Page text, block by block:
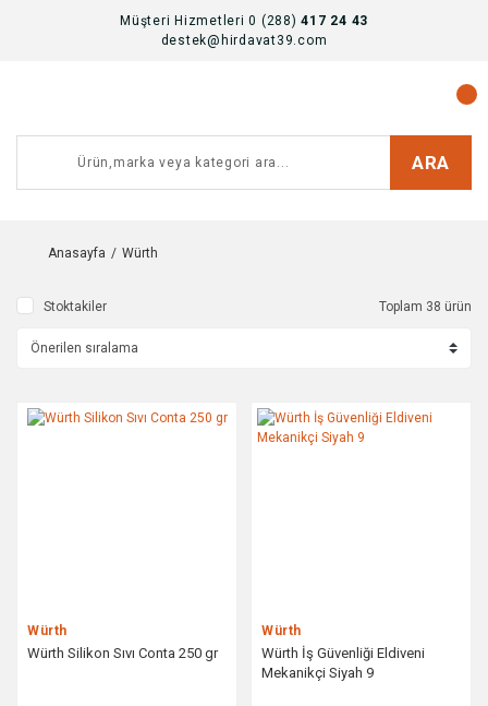
Müşteri Hizmetleri 0 (288)417 24 43
destek@hirdavat39.com
ARA
Anasayfa Würth
Stoktakiler Toplam 38 ürün
Würth
Würth Silikon Sıvı Conta 250 gr
Würth
Würth İş Güvenliği Eldiveni
Mekanikçi Siyah 9